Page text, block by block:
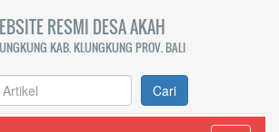
RESMI DESA AKAH
KAB. KLUNGKUNG PROV. BALI
Cari